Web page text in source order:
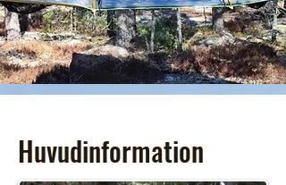
Huvudinformation